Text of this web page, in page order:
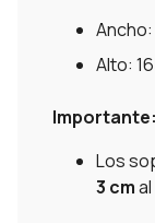
Ancho:
Alto:
Importante:
Los
3 cm